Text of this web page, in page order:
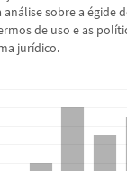
análise sobre a égide
de uso e as
jurídico.